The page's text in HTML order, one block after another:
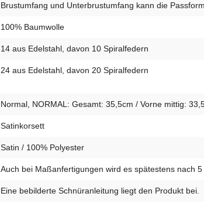
Brustumfang und Unterbrustumfang kann die
100% Baumwolle
14 aus Edelstahl, davon 10 Spiralfedern
24 aus Edelstahl, davon 20 Spiralfedern
Normal, NORMAL: Gesamt: 35,5cm / Vorne mittig:
Satinkorsett
Satin / 100% Polyester
Auch bei Maßanfertigungen wird es spätestens nach
Eine bebilderte Schnüranleitung liegt den Produkt bei.